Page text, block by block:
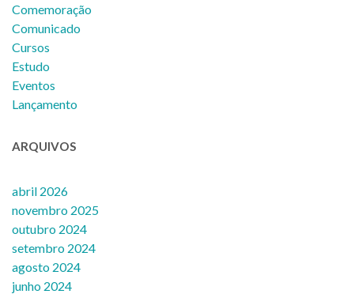
Comemoração
Comunicado
Cursos
Estudo
Eventos
Lançamento
ARQUIVOS
abril 2026
novembro 2025
outubro 2024
setembro 2024
agosto 2024
junho 2024